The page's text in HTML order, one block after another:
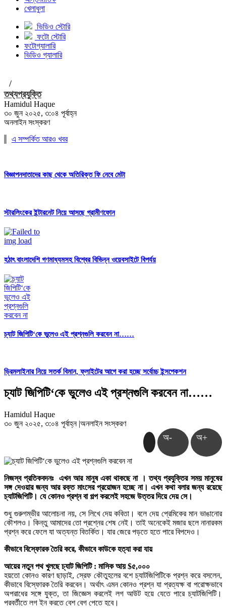
খেলাধুলা
ভিডিও স্টোরি
ফটো স্টোরি
ফটোগ্যালারি
ভিডিও গ্যালারি
/
তথ্যপ্রযুক্তি
Hamidul Haque
৩০ জুন ২০২৫, ৩:০৪ পূর্বাহ্ন
অনলাইন সংস্করণ
এ সম্পর্কিত আরও খবর
বিজ্ঞাপনদাতাদের কাছ থেকে অতিরিক্ত ফি নেবে মেটা
স্টারলিংকের ইন্টারনেট নিয়ে আসছে গ্রামীণফোন
হঠাৎ বাংলাদেশি গণমাধ্যমসহ বিশ্বের বিভিন্ন ওয়েবসাইটে বিপর্যয়
চ্যাট জিপিটি‘কে ভুলেও এই প্রশ্নগুলি করবেন না……
ড্রিমলাইনার নিয়ে সতর্ক বিমান, ফ্লাইটের আগে করা হচ্ছে সর্বোচ্চ ইন্সপেকশন
চ্যাট জিপিটি‘কে ভুলেও এই প্রশ্নগুলি করবেন না……
Hamidul Haque
৩০ জুন ২০২৫, ৩:০৪ পূর্বাহ্ন |অনলাইন সংস্করণ
অ- অ+
নিজস্ব প্রতিকবদনঃ এখন আর মানুষ একা থাকছে না । তথ্য প্রযুক্তির সময় মানুষের
সঙ্গ দেওয়ার জন্য আর রক্ত মাংসের প্রয়োজন হচ্ছে না। এখন কথা বলার জন্য রয়েছে
চ্যাটজিপিটি। যে কোনও প্রশ্ন বা গল্প করলেই সহজে উত্তর দিয়ে দেয় সে।
শুধু গুরুগম্ভীর আলোচনা নয়, সে লিখে দেয় কবিতা। বলে দেয় প্রেমিকের মান ভাঙানোর
কৌশলও। কিন্তু আমাদের তো প্রশ্নের শেষ নেই। তাই অনেকেই মজার ছলে নানারকম
প্রশ্ন করে ফেলে যা অত্যন্ত বিতর্কিত। যার জেরে পড়তে হতে পারে বিপদেও।
কীভাবে বিস্ফোরক তৈরি করে, কীভাবে কাউকে হত্যা করা যায়
আয়ের নতুন পথ খুলছে চ্যাট জিপিটি : মাসিক আয় $৫,০০০
হয়তো কোনও কারণ ছাড়াই, স্রেফ কৌতুহলের বশে চ্যাটজিপিটিকে প্রশ্ন করে বসলেন,
কীভাবে বিস্ফোরক তৈরি করবেন। অর্থাৎ এমন কোনও প্রশ্ন যা প্রত্যক্ষ বা পরোক্ষভাবে
অপরাধের সঙ্গে যুক্ত, তা জিজ্ঞেস করলেই লগ আউট হয়ে যেতে পারে চ্যাটজিপিটি।
পরবর্তীতে লগ ইন করতে বেশ বেগ পেতে হবে।